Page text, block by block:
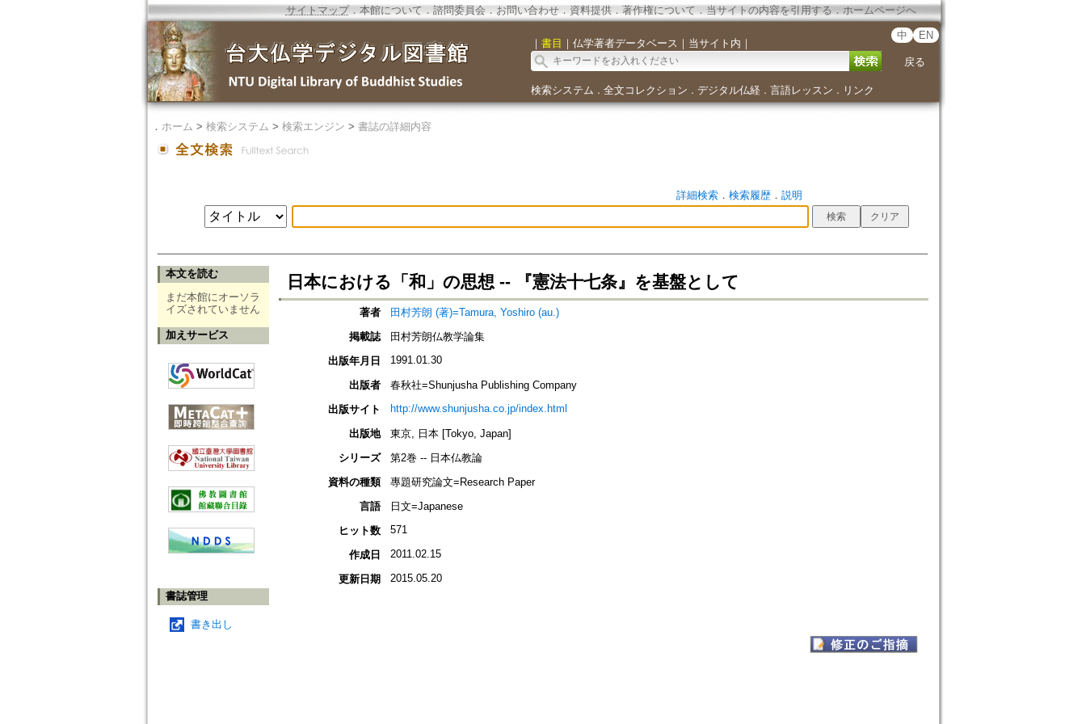
サイトマップ．本館について ． 諮問委員会． お問い合わせ． 資料提供． 著作権について．当サイトの内容を引用する ． ホームページへ
｜ 書目 ｜ 仏学著者データベース ｜ 当サイト内 ｜
中 EN
戻る
検索システム ． 全文コレクション ． デジタル仏経． 言語レッスン ． リンク
． ホーム > 検索システム > 検索エンジン > 書誌の詳細内容
詳細検索． 検索履歴． 説明
本文を読む
まだ本館にオーソラ
イズされていません
加えサービス
書誌管理
書き出し
日本における「和」の思想 -- 『憲法十七条』を基盤として
著者
田村芳朗 (著)=Tamura, Yoshiro (au.)
掲載誌
田村芳朗仏教学論集
出版年月日
1991.01.30
出版者
春秋社=Shunjusha Publishing Company
出版サイト
http://www.shunjusha.co.jp/index.html
出版地
東京, 日本 [Tokyo, Japan]
シリーズ
第2巻 -- 日本仏教論
資料の種類
專題研究論文=Research Paper
言語
日文=Japanese
ヒット数
571
作成日 2011.02.15
更新日期 2015.05.20